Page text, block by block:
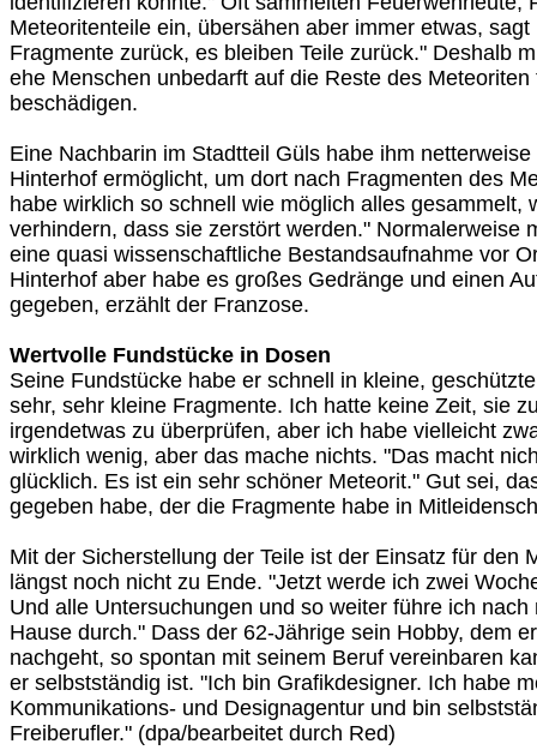
Meteoritenteile ein, übersähen aber immer etwas,
Fragmente zurück, es bleiben Teile zurück." Deshalb
ehe Menschen unbedarft auf die Reste des
beschädigen.
Eine Nachbarin im Stadtteil Güls habe ihm
Hinterhof ermöglicht, um dort nach Fragmenten des
habe wirklich so schnell wie möglich alles gesammelt,
verhindern, dass sie zerstört werden." Normalerweise
eine quasi wissenschaftliche Bestandsaufnahme vor
Hinterhof aber habe es großes Gedränge und einen
gegeben, erzählt der Franzose.
Wertvolle Fundstücke in Dosen
Seine Fundstücke habe er schnell in kleine,
sehr, sehr kleine Fragmente. Ich hatte keine Zeit, sie
irgendetwas zu überprüfen, aber ich habe vielleicht
wirklich wenig, aber das mache nichts. "Das macht
glücklich. Es ist ein sehr schöner Meteorit." Gut sei,
gegeben habe, der die Fragmente habe in
Mit der Sicherstellung der Teile ist der Einsatz für den
längst noch nicht zu Ende. "Jetzt werde ich zwei
Und alle Untersuchungen und so weiter führe ich
Hause durch." Dass der 62-Jährige sein Hobby, dem
nachgeht, so spontan mit seinem Beruf vereinbaren
er selbstständig ist. "Ich bin Grafikdesigner. Ich habe
Kommunikations- und Designagentur und bin
Freiberufler." (dpa/bearbeitet durch Red)